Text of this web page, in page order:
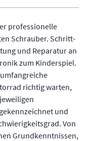
professionelle
Schrauber. Schritt-
und Reparatur an
zum Kinderspiel.
richtig warten,
und
Von
Grundkenntnissen,